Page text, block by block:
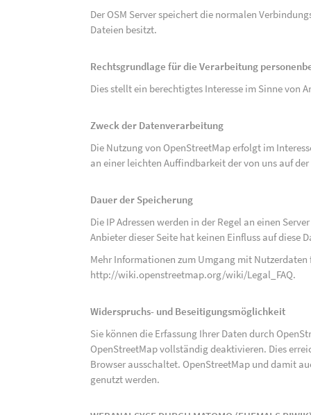
Der OSM Server speichert die normalen
Dateien besitzt.
Rechtsgrundlage für die Verarbeitung
Dies stellt ein berechtigtes Interesse im Sinne von
Zweck der Datenverarbeitung
Die Nutzung von OpenStreetMap erfolgt im
an einer leichten Auffindbarkeit der von uns auf
Dauer der Speicherung
Die IP Adressen werden in der Regel an einen
Anbieter dieser Seite hat keinen Einfluss auf diese
Mehr Informationen zum Umgang mit
http://wiki.openstreetmap.org/wiki/Legal_FAQ.
Widerspruchs- und Beseitigungsmöglichkeit
Sie können die Erfassung Ihrer Daten durch
OpenStreetMap vollständig deaktivieren. Dies
Browser ausschaltet. OpenStreetMap und damit
genutzt werden.